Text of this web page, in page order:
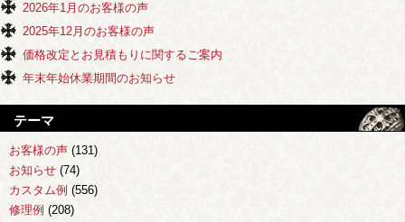
2026年1月のお客様の声
2025年12月のお客様の声
価格改定とお見積もりに関するご案内
年末年始休業期間のお知らせ
テーマ
お客様の声 (131)
お知らせ (74)
カスタム例 (556)
修理例 (208)